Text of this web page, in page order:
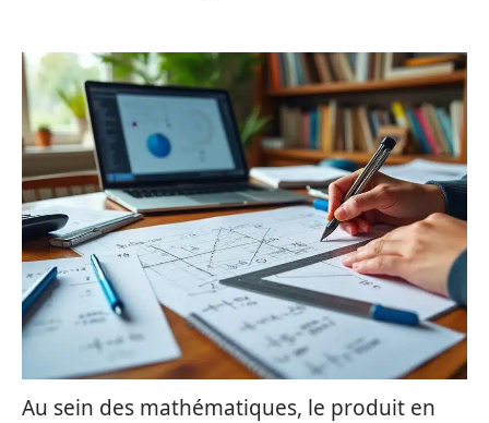
Au sein des mathématiques, le produit en